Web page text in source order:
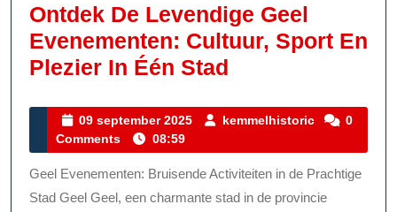
Ontdek De Levendige Geel
Evenementen: Cultuur, Sport En
Plezier In Één Stad
Levendige
Evenementen:
Cultuur,
09 september 2025
09
2025
kemmelhistoric
0
Comments
08:59
Geel Evenementen: Bruisende Activiteiten in de Prachtige
Stad Geel Geel, een charmante stad in de provincie